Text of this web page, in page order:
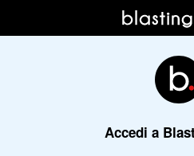
Accedi a